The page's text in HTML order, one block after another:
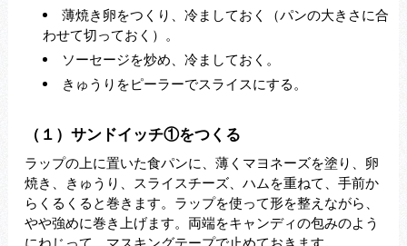
薄焼き卵をつくり、冷ましておく（パンの大きさに合
わせて切っておく）。
ソーセージを炒め、冷ましておく。
きゅうりをピーラーでスライスにする。
（１）サンドイッチ①をつくる
ラップの上に置いた食パンに、薄くマヨネーズを塗り、卵
焼き、きゅうり、スライスチーズ、ハムを重ねて、手前か
らくるくると巻きます。ラップを使って形を整えながら、
やや強めに巻き上げます。両端をキャンディの包みのよう
にねじって、マスキングテープで止めておきます。